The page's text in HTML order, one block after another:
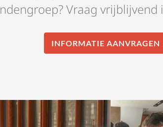
Vraag vrijblijvend
INFORMATIE AANVRAGEN